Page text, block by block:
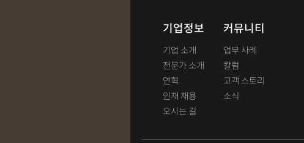
기업정보
기업 소개
전문가 소개
연혁
인재 채용
오시는 길
커뮤니티
업무 사례
칼럼
고객 스토리
소식